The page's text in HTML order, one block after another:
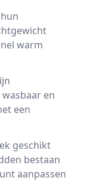
warm
en
een
geschikt
bestaan
aanpassen